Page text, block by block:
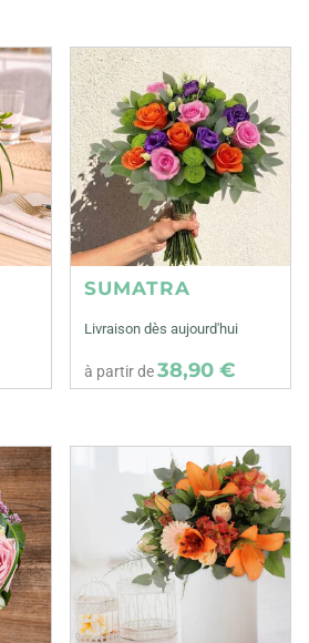
SUMATRA
Livraison dès aujourd'hui
à partir de38,90 €